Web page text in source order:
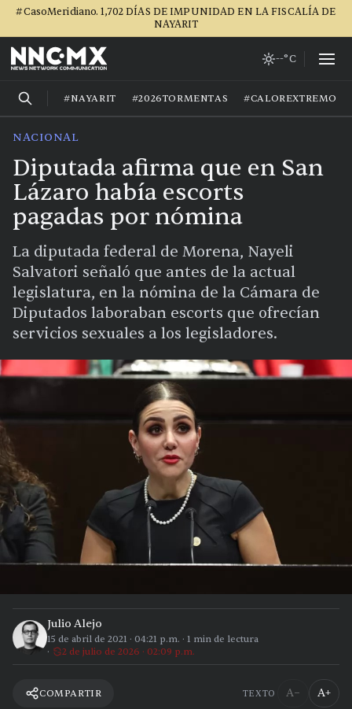
#CasoMeridiano. 1,702 DÍAS DE IMPUNIDAD EN LA FISCALÍA DE
NAYARIT
--°C
#NAYARIT #2026TORMENTAS #CALOREXTREMO
NACIONAL
Diputada afirma que en San
Lázaro había escorts
pagadas por nómina
La diputada federal de Morena, Nayeli
Salvatori señaló que antes de la actual
legislatura, en la nómina de la Cámara de
Diputados laboraban escorts que ofrecían
servicios sexuales a los legisladores.
Julio Alejo
15 de abril de 2021 · 04:21 p.m. · 1 min de lectura
2 de julio de 2026 · 02:09 p.m.
COMPARTIR TEXTO A− A+